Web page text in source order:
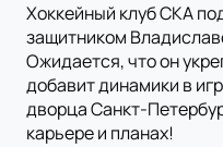
Хоккейный клуб СКА
защитником
Ожидается, что он
добавит динамики в
дворца Санкт-
карьере и планах!